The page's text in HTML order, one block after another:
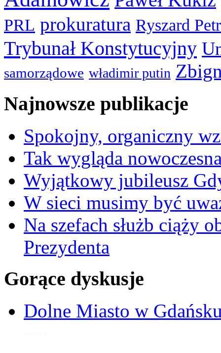
PRL prokuratura Ryszard
Trybunał Konstytucyjny
samorządowe władimir putin
Najnowsze publikacje
Spokojny, organiczny
Tak wygląda
Wyjątkowy jubileusz
W sieci musimy być
Na szefach służb ciąży
Prezydenta
Gorące dyskusje
Dolne Miasto w